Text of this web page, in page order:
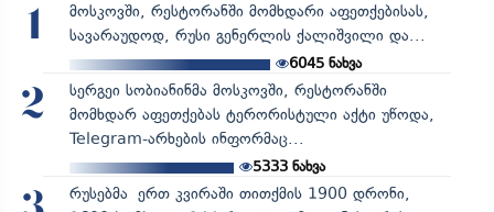
1
მოსკოვში, რესტორანში მომხდარი აფეთქებისას,
სავარაუდოდ, რუსი გენერლის ქალიშვილი და...
6045 ნახვა
2
სერგეი სობიანინმა მოსკოვში, რესტორანში
მომხდარ აფეთქებას ტერორისტული აქტი უწოდა,
Telegram-არხების ინფორმაც...
5333ნახვა
რუსებმა ერთ კვირაში თითქმის 1900 დრონი,